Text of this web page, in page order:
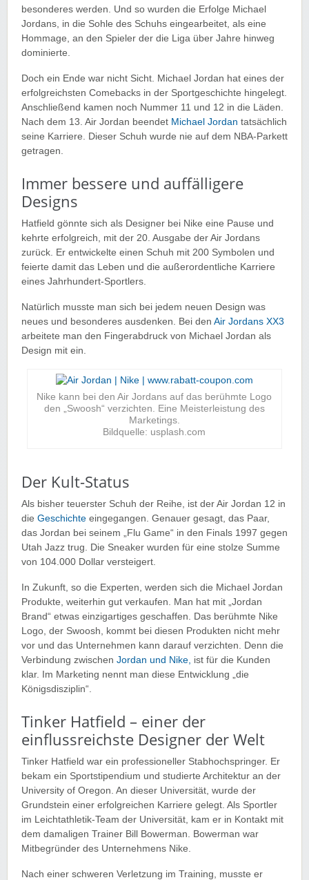
besonderes werden. Und so wurden die Erfolge Michael
Jordans, in die Sohle des Schuhs eingearbeitet, als eine
Hommage, an den Spieler der die Liga über Jahre hinweg
dominierte.
Doch ein Ende war nicht Sicht. Michael Jordan hat eines der
erfolgreichsten Comebacks in der Sportgeschichte hingelegt.
Anschließend kamen noch Nummer 11 und 12 in die Läden.
Nach dem 13. Air Jordan beendet Michael Jordan tatsächlich
seine Karriere. Dieser Schuh wurde nie auf dem NBA-Parkett
getragen.
Immer bessere und auffälligere
Designs
Hatfield gönnte sich als Designer bei Nike eine Pause und
kehrte erfolgreich, mit der 20. Ausgabe der Air Jordans
zurück. Er entwickelte einen Schuh mit 200 Symbolen und
feierte damit das Leben und die außerordentliche Karriere
eines Jahrhundert-Sportlers.
Natürlich musste man sich bei jedem neuen Design was
neues und besonderes ausdenken. Bei den Air Jordans XX3
arbeitete man den Fingerabdruck von Michael Jordan als
Design mit ein.
Nike kann bei den Air Jordans auf das berühmte Logo
den „Swoosh“ verzichten. Eine Meisterleistung des
Marketings.
Bildquelle: usplash.com
Der Kult-Status
Als bisher teuerster Schuh der Reihe, ist der Air Jordan 12 in
die Geschichte eingegangen. Genauer gesagt, das Paar,
das Jordan bei seinem „Flu Game“ in den Finals 1997 gegen
Utah Jazz trug. Die Sneaker wurden für eine stolze Summe
von 104.000 Dollar versteigert.
In Zukunft, so die Experten, werden sich die Michael Jordan
Produkte, weiterhin gut verkaufen. Man hat mit „Jordan
Brand“ etwas einzigartiges geschaffen. Das berühmte Nike
Logo, der Swoosh, kommt bei diesen Produkten nicht mehr
vor und das Unternehmen kann darauf verzichten. Denn die
Verbindung zwischen Jordan und Nike, ist für die Kunden
klar. Im Marketing nennt man diese Entwicklung „die
Königsdisziplin“.
Tinker Hatfield – einer der
einflussreichste Designer der Welt
Tinker Hatfield war ein professioneller Stabhochspringer. Er
bekam ein Sportstipendium und studierte Architektur an der
University of Oregon. An dieser Universität, wurde der
Grundstein einer erfolgreichen Karriere gelegt. Als Sportler
im Leichtathletik-Team der Universität, kam er in Kontakt mit
dem damaligen Trainer Bill Bowerman. Bowerman war
Mitbegründer des Unternehmens Nike.
Nach einer schweren Verletzung im Training, musste er